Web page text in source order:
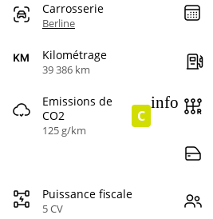
Carrosserie
Berline
Kilométrage
39 386 km
Emissions de
CO2
125 g/km
C
info
Puissance fiscale
5 CV